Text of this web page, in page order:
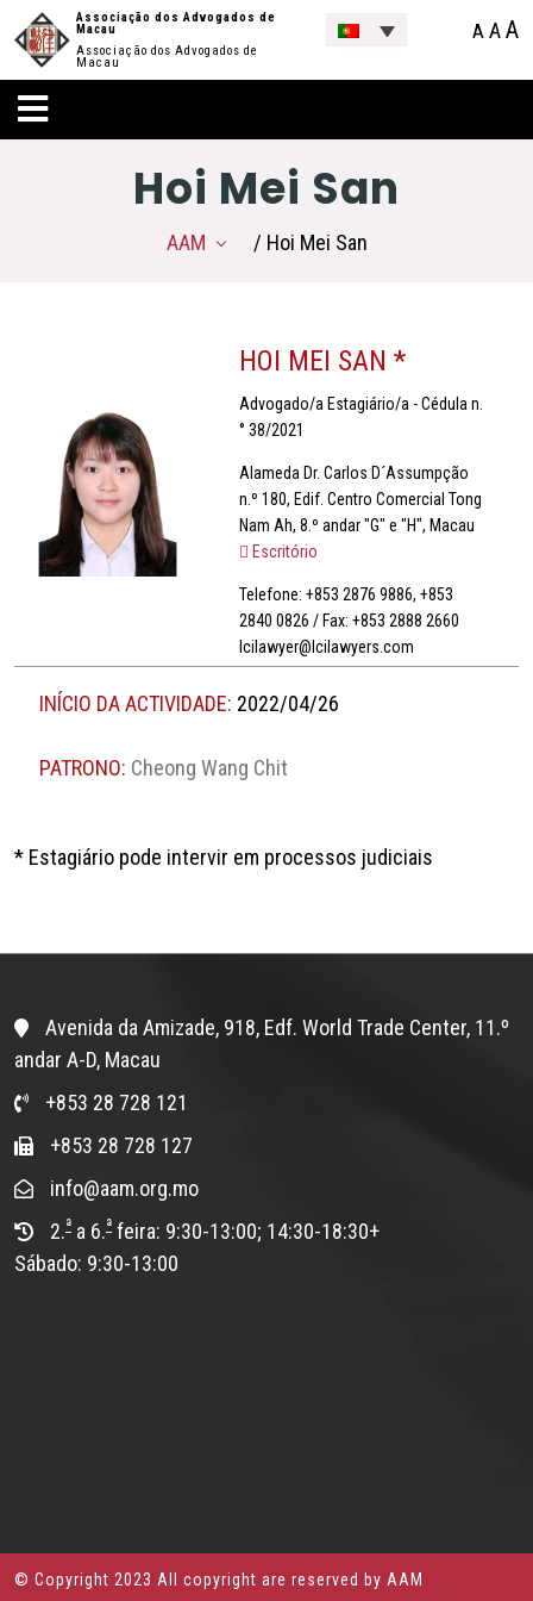
Associação dos Advogados de
Macau
Associação dos Advogados de
Macau
A AA
Hoi Mei San
AAM / Hoi Mei San
HOI MEI SAN *
Advogado/a Estagiário/a - Cédula n.
° 38/2021
Alameda Dr. Carlos D´Assumpção
n.º 180, Edif. Centro Comercial Tong
Nam Ah, 8.º andar "G" e "H", Macau
Escritório
Telefone: +853 2876 9886, +853
2840 0826 / Fax: +853 2888 2660
lcilawyer@lcilawyers.com
INÍCIO DA ACTIVIDADE: 2022/04/26
PATRONO: Cheong Wang Chit
* Estagiário pode intervir em processos judiciais
Avenida da Amizade, 918, Edf. World Trade Center, 11.º
andar A-D, Macau
+853 28 728 121
+853 28 728 127
info@aam.org.mo
2.ª a 6.ª feira: 9:30-13:00; 14:30-18:30+
Sábado: 9:30-13:00
© Copyright 2023 All copyright are reserved by AAM